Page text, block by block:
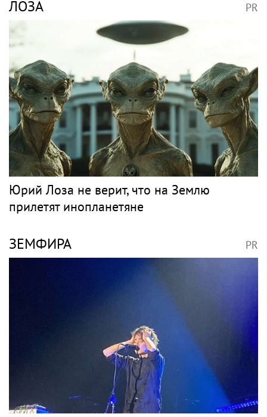
ЛОЗА PR
Юрий Лоза не верит, что на Землю
прилетят инопланетяне
ЗЕМФИРА PR